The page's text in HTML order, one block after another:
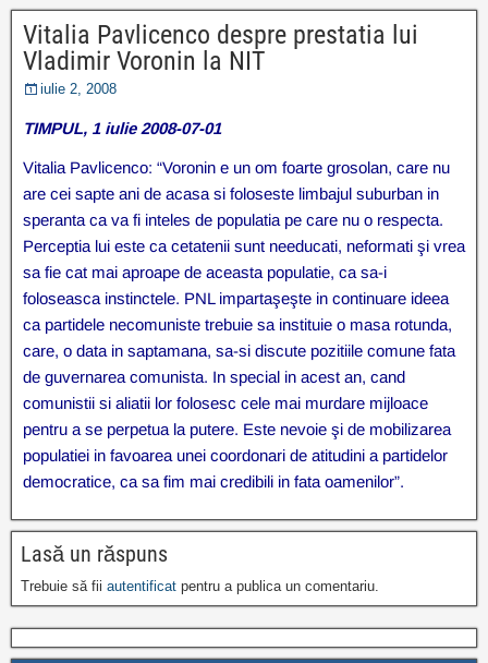
Vitalia Pavlicenco despre prestatia lui
Vladimir Voronin la NIT
iulie 2, 2008
TIMPUL, 1 iulie 2008-07-01
Vitalia Pavlicenco: “Voronin e un om foarte grosolan, care nu
are cei sapte ani de acasa si foloseste limbajul suburban in
speranta ca va fi inteles de populatia pe care nu o respecta.
Perceptia lui este ca cetatenii sunt needucati, neformati şi vrea
sa fie cat mai aproape de aceasta populatie, ca sa-i
foloseasca instinctele. PNL impartaşeşte in continuare ideea
ca partidele necomuniste trebuie sa instituie o masa rotunda,
care, o data in saptamana, sa-si discute pozitiile comune fata
de guvernarea comunista. In special in acest an, cand
comunistii si aliatii lor folosesc cele mai murdare mijloace
pentru a se perpetua la putere. Este nevoie şi de mobilizarea
populatiei in favoarea unei coordonari de atitudini a partidelor
democratice, ca sa fim mai credibili in fata oamenilor”.
Lasă un răspuns
Trebuie să fii autentificat pentru a publica un comentariu.